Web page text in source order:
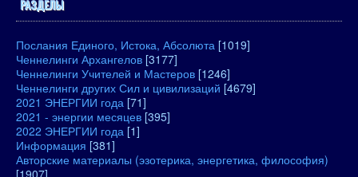
РАЗДЕЛЫ
Послания Единого, Истока, Абсолюта [1019]
Ченнелинги Архангелов [3177]
Ченнелинги Учителей и Мастеров [1246]
Ченнелинги других Сил и цивилизаций [4679]
2021 ЭНЕРГИИ года [71]
2021 - энергии месяцев [395]
2022 ЭНЕРГИИ года [1]
Информация [381]
Авторские материалы (эзотерика, энергетика, философия)
[1907]